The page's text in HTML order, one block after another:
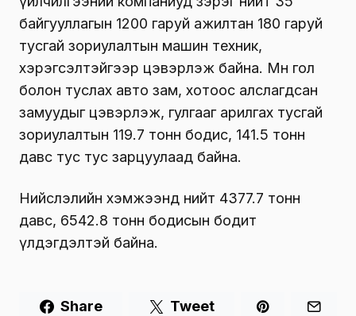
байгууллагын 1200 гаруй ажилтан 180 гаруй
тусгай зориулалтын машин техник,
хэрэгсэлтэйгээр цэвэрлэж байна. Мөн гол
болон туслах авто зам, хотоос алслагдсан
замуудыг цэвэрлэж, гулгааг арилгах тусгай
зориулалтын 119.7 тонн бодис, 141.5 тонн
давс тус тус зарцуулаад байна.
Нийслэлийн хэмжээнд нийт 4377.7 тонн
давс, 6542.8 тонн бодисын бодит
үлдэгдэлтэй байна.
Share Tweet